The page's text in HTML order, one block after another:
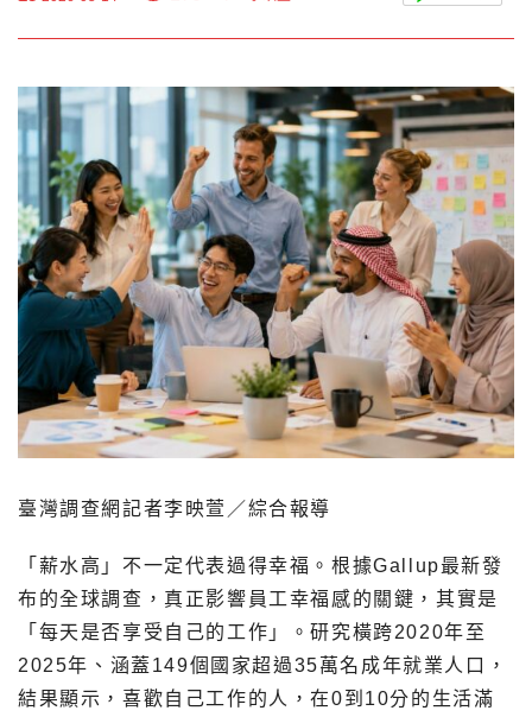
臺灣調查網記者李映萱／綜合報導
「薪水高」不一定代表過得幸福。根據Gallup最新發
布的全球調查，真正影響員工幸福感的關鍵，其實是
「每天是否享受自己的工作」。研究橫跨2020年至
2025年、涵蓋149個國家超過35萬名成年就業人口，
結果顯示，喜歡自己工作的人，在0到10分的生活滿